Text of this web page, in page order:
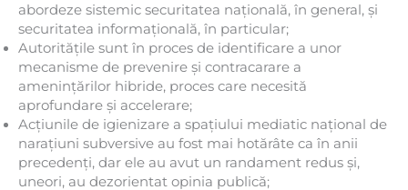
abordeze sistemic securitatea națională, în general, și
securitatea informațională, în particular;
Autoritățile sunt în proces de identificare a unor
mecanisme de prevenire și contracarare a
amenințărilor hibride, proces care necesită
aprofundare și accelerare;
Acțiunile de igienizare a spațiului mediatic național de
narațiuni subversive au fost mai hotărâte ca în anii
precedenți, dar ele au avut un randament redus și,
uneori, au dezorientat opinia publică;